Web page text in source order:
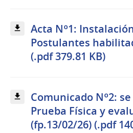
Acta Nº1:
Postulantes
(.pdf 379.81 KB)
Comunicado Nº2:
Prueba Física y
(fp.13/02/26) (.pdf